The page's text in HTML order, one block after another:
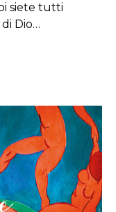
siete tutti
Dio…